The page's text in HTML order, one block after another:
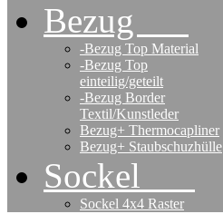
Bezug
-Bezug Top Material
-Bezug Top
einteilig/geteilt
-Bezug Border
Textil/Kunstleder
Bezug+ Thermocapliner
Bezug+ Staubschuzhülle
Sockel
Sockel 4x4 Raster